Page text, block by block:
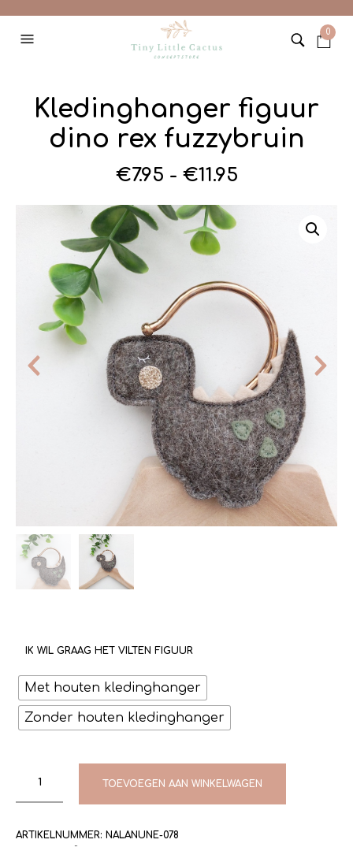
0
Kledinghanger figuur
dino rex fuzzybruin
€7.95 - €11.95Prijsklasse:
IK WIL GRAAG HET VILTEN FIGUUR
Met houten kledinghanger
Zonder houten kledinghanger
TOEVOEGEN AAN WINKELWAGEN
ARTIKELNUMMER: NALANUNE-078